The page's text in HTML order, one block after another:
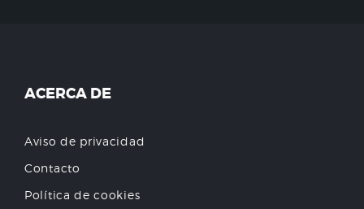
ACERCA DE
Aviso de privacidad
Contacto
Política de cookies